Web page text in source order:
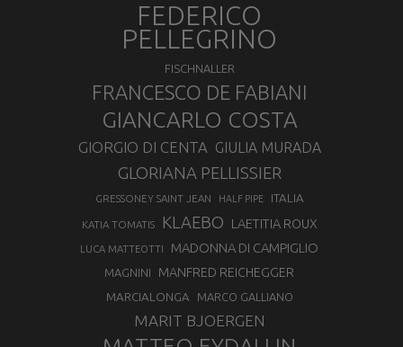
FEDERICO
PELLEGRINO
FISCHNALLER
FRANCESCO DE FABIANI
GIANCARLO COSTA
GIORGIO DI CENTA GIULIA MURADA
GLORIANA PELLISSIER
GRESSONEY SAINT JEAN HALF PIPE ITALIA
KATIA TOMATIS KLAEBO LAETITIA ROUX
LUCA MATTEOTTI MADONNA DI CAMPIGLIO
MAGNINI MANFRED REICHEGGER
MARCIALONGA MARCO GALLIANO
MARIT BJOERGEN